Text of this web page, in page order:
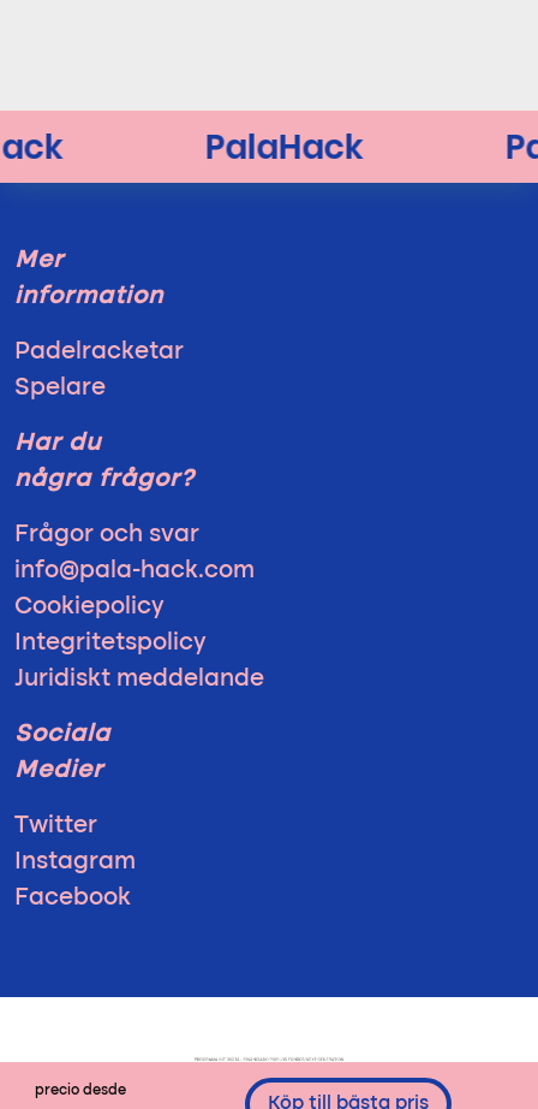
precio desde
Köp till bästa pris
Mer
information
Padelracketar
Spelare
Har du
några frågor?
Frågor och svar
info@pala-hack.com
Cookiepolicy
Integritetspolicy
Juridiskt meddelande
Sociala
Medier
Twitter
Instagram
Facebook